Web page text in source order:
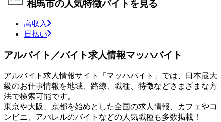
相馬市の人気特徴バイトを見る
高収入
日払い
アルバイト／バイト求人情報マッハバイト
アルバイト求人情報サイト「マッハバイト」では、日本最大
級のお仕事情報を地域、路線、職種、特徴などさまざまな方
法で検索可能です。
東京や大阪、京都を始めとした全国の求人情報、カフェやコ
ンビニ、アパレルのバイトなどの人気職種も多数掲載！